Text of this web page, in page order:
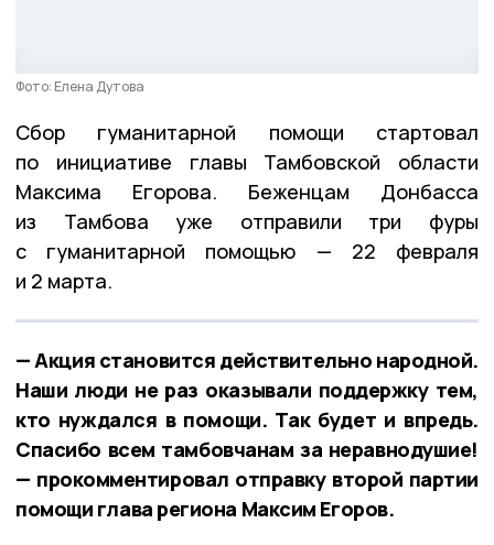
Фото: Елена Дутова
Сбор гуманитарной помощи стартовал
по инициативе главы Тамбовской области
Максима Егорова. Беженцам Донбасса
из Тамбова уже отправили три фуры
с гуманитарной помощью — 22 февраля
и 2 марта.
— Акция становится действительно народной.
Наши люди не раз оказывали поддержку тем,
кто нуждался в помощи. Так будет и впредь.
Спасибо всем тамбовчанам за неравнодушие!
— прокомментировал отправку второй партии
помощи глава региона Максим Егоров.